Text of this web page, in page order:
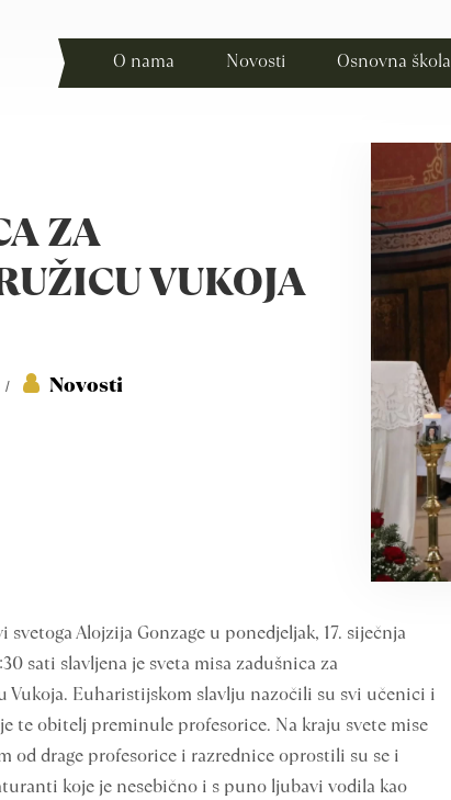
O nama Novosti Osnovna škola
ZA
VUKOJA
/ Novosti
svetoga Alojzija Gonzage u ponedjeljak, 17. siječnja
sati slavljena je sveta misa zadušnica za
Vukoja. Euharistijskom slavlju nazočili su svi učenici i
te obitelj preminule profesorice. Na kraju svete mise
od drage profesorice i razrednice oprostili su se i
koje je nesebično i s puno ljubavi vodila kao